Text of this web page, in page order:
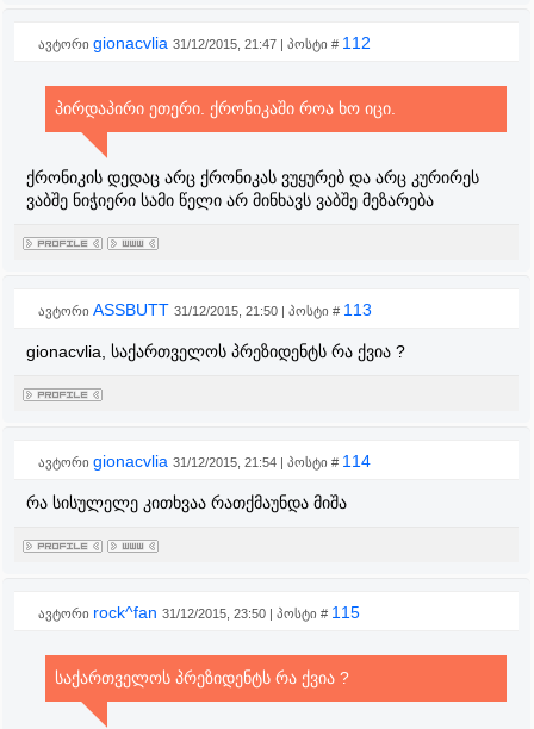
ავტორი gionacvlia 31/12/2015, 21:47 | პოსტი # 112
პირდაპირი ეთერი. ქრონიკაში როა ხო იცი.
ქრონიკის დედაც არც ქრონიკას ვუყურებ და არც კურირეს
ვაბშე ნიჭიერი სამი წელი არ მინხავს ვაბშე მეზარება
ავტორი ASSBUTT 31/12/2015, 21:50 | პოსტი # 113
gionacvlia, საქართველოს პრეზიდენტს რა ქვია ?
ავტორი gionacvlia 31/12/2015, 21:54 | პოსტი # 114
რა სისულელე კითხვაა რათქმაუნდა მიშა
ავტორი rock^fan 31/12/2015, 23:50 | პოსტი # 115
საქართველოს პრეზიდენტს რა ქვია ?